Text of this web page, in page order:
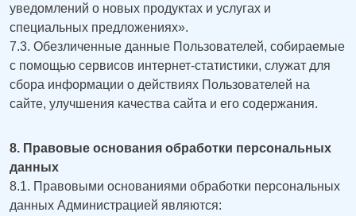
уведомлений о новых продуктах и услугах и
специальных предложениях».
7.3. Обезличенные данные Пользователей, собираемые
с помощью сервисов интернет-статистики, служат для
сбора информации о действиях Пользователей на
сайте, улучшения качества сайта и его содержания.
8. Правовые основания обработки персональных
данных
8.1. Правовыми основаниями обработки персональных
данных Администрацией являются: